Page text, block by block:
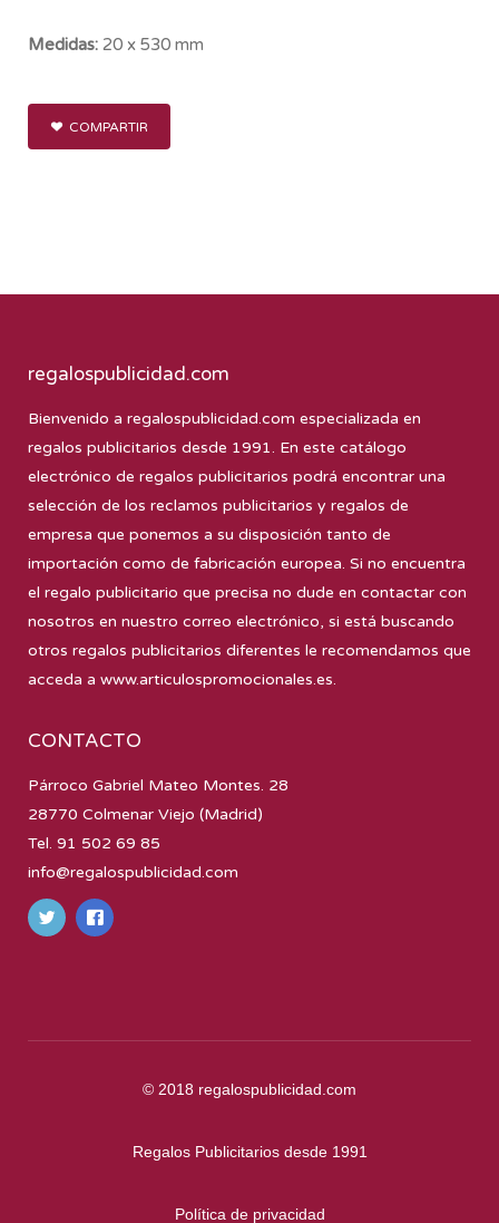
Medidas: 20 x 530 mm
COMPARTIR
regalospublicidad.com
Bienvenido a regalospublicidad.com especializada en
regalos publicitarios desde 1991. En este catálogo
electrónico de regalos publicitarios podrá encontrar una
selección de los reclamos publicitarios y regalos de
empresa que ponemos a su disposición tanto de
importación como de fabricación europea. Si no encuentra
el regalo publicitario que precisa no dude en contactar con
nosotros en nuestro correo electrónico, si está buscando
otros regalos publicitarios diferentes le recomendamos que
acceda a www.articulospromocionales.es.
CONTACTO
Párroco Gabriel Mateo Montes. 28
28770 Colmenar Viejo (Madrid)
Tel. 91 502 69 85
info@regalospublicidad.com
© 2018 regalospublicidad.com
Regalos Publicitarios desde 1991
Política de privacidad